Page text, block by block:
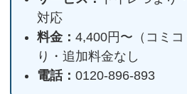
対応
料金：4,400円〜（コミ
り・追加料金なし
電話：0120-896-893